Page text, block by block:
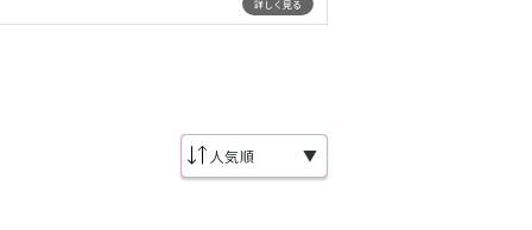
詳しく見る
▼